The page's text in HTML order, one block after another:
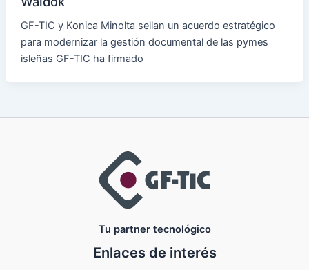
GF-TIC y Konica Minolta sellan un acuerdo estratégico
para modernizar la gestión documental de las pymes
isleñas GF-TIC ha firmado
Tu partner tecnológico
Enlaces de interés